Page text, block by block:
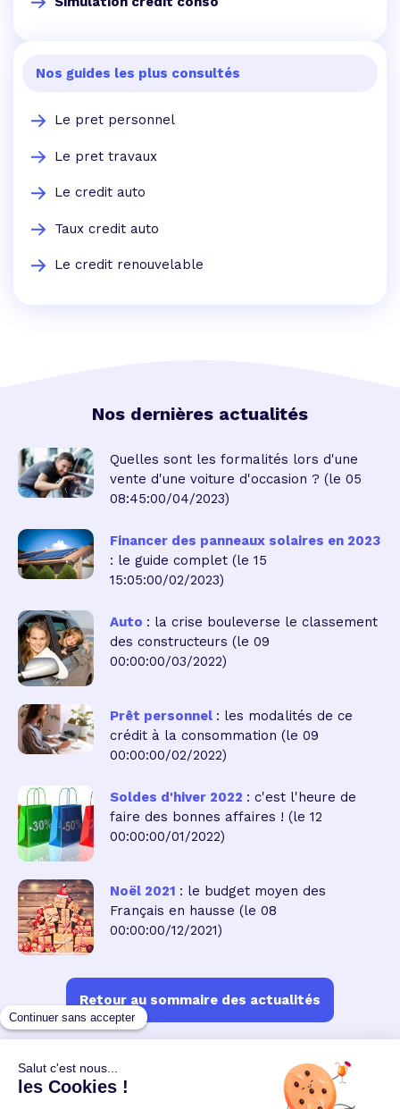
Nos guides les plus consultés
Le pret personnel
Le pret travaux
Le credit auto
Taux credit auto
Le credit renouvelable
Nos dernières actualités
Quelles sont les formalités lors d'une
vente d'une voiture d'occasion ? (le 05
08:45:00/04/2023)
Financer des panneaux solaires en 2023
: le guide complet (le 15
15:05:00/02/2023)
Auto : la crise bouleverse le classement
des constructeurs (le 09
00:00:00/03/2022)
Prêt personnel : les modalités de ce
crédit à la consommation (le 09
00:00:00/02/2022)
Soldes d'hiver 2022 : c'est l'heure de
faire des bonnes affaires ! (le 12
00:00:00/01/2022)
Noël 2021 : le budget moyen des
Français en hausse (le 08
00:00:00/12/2021)
Retour au sommaire des actualités